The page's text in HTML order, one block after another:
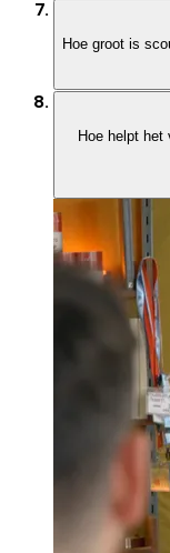
Hoe groot is
Hoe helpt het